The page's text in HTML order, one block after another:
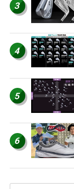
3
4
5
6